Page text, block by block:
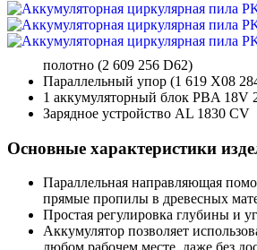
полотно (2 609 256 D62)
Параллельный упор (1 619 X08
1 аккумуляторный блок PBA 18V
Зарядное устройство AL 1830 CV
Основные характеристики
Параллельная направляющая
прямые пропилы в древесных
Простая регулировка глубины и
Аккумулятор позволяет